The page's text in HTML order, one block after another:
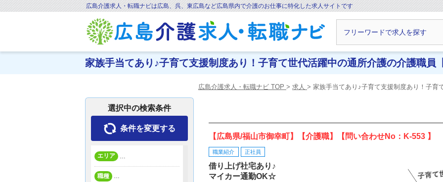
広島介護求人・転職ナビは広島、呉、東広島など広島県内で介護のお仕事に特化した求人サイトです
家族手当てあり♪子育て支援制度あり！子育て世代活躍中の通所介護の介護職員
広島介護求人・転職ナビ TOP 求人 家族手当てあり♪子育て支援制度あり！子育
【広島県/福山市御幸町】【介護職】【問い合わせNo：K-553 】
職業紹介 正社員
借り上げ社宅あり♪
マイカー通勤OK☆
選択中の検索条件
条件を変更する
エリア
職種 …